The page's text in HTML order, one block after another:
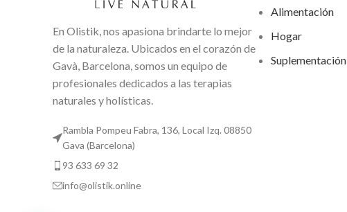
En Olistik, nos apasiona brindarte lo mejor
de la naturaleza. Ubicados en el corazón de
Gavà, Barcelona, somos un equipo de
profesionales dedicados a las terapias
naturales y holísticas.
Rambla Pompeu Fabra, 136, Local Izq. 08850
Gava (Barcelona)
93 633 69 32
info@olistik.online
Alimentación
Hogar
Suplementación